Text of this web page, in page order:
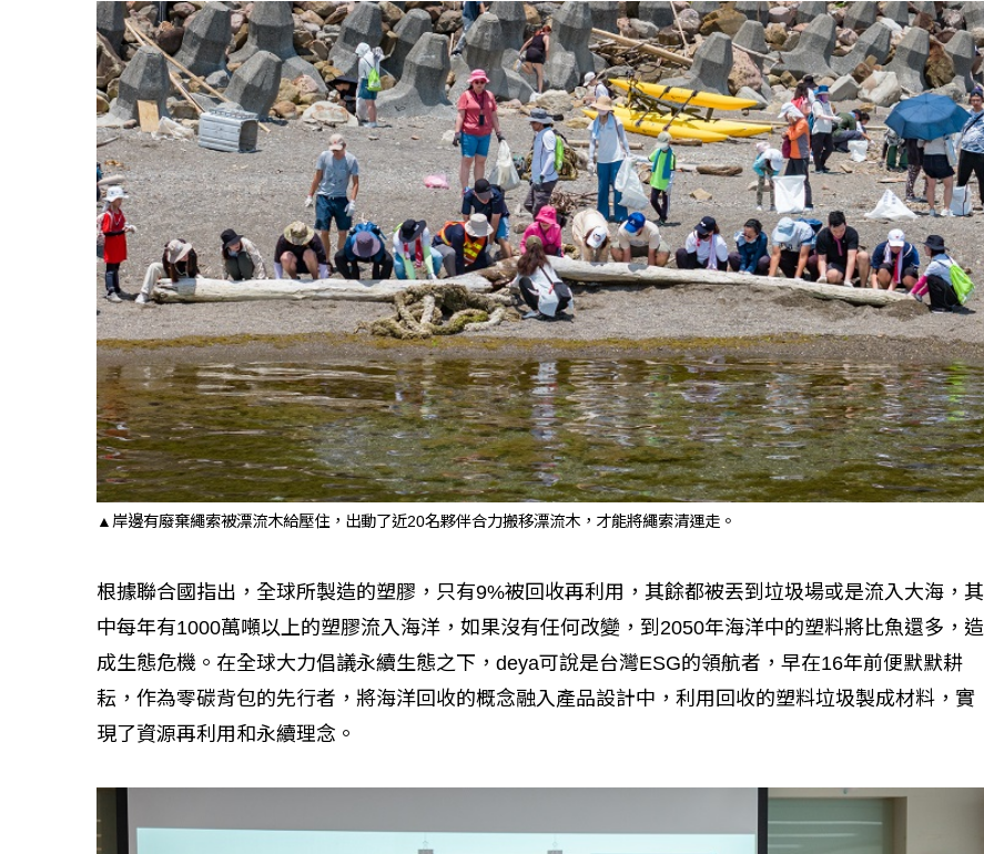
▲岸邊有廢棄繩索被漂流木給壓住，出動了近20名夥伴合力搬移漂流木，才能將繩索清運走。
根據聯合國指出，全球所製造的塑膠，只有9%被回收再利用，其餘都被丟到垃圾場或是流入大海，其
中每年有1000萬噸以上的塑膠流入海洋，如果沒有任何改變，到2050年海洋中的塑料將比魚還多，造
成生態危機。在全球大力倡議永續生態之下，deya可說是台灣ESG的領航者，早在16年前便默默耕
耘，作為零碳背包的先行者，將海洋回收的概念融入產品設計中，利用回收的塑料垃圾製成材料，實
現了資源再利用和永續理念。